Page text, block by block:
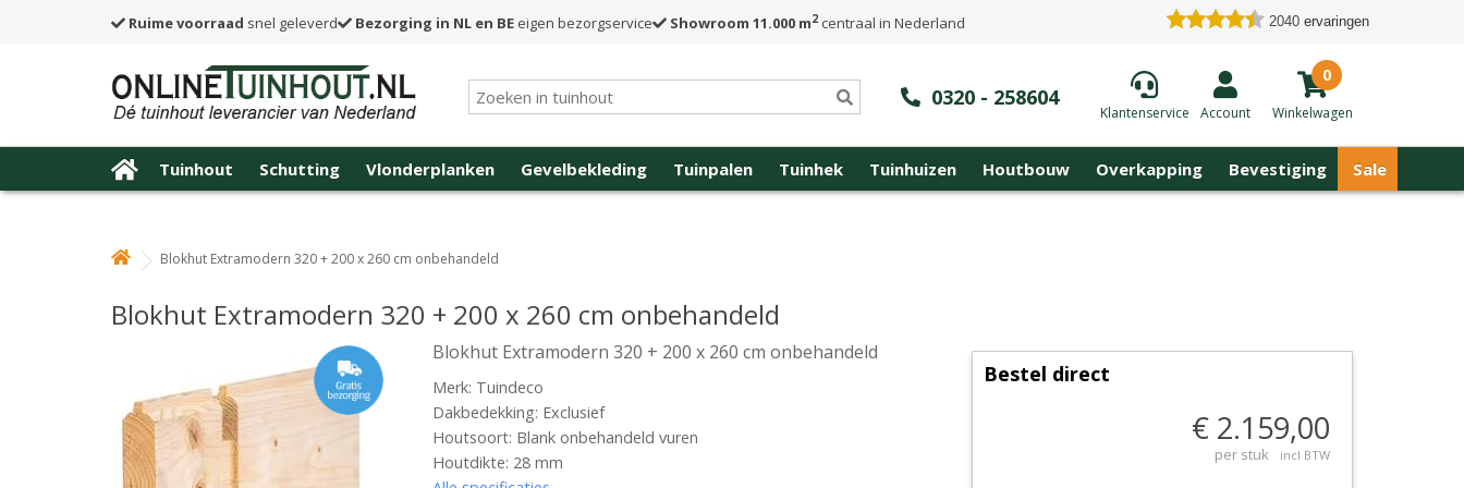
Ruime voorraad snel geleverd Bezorging in NL en BE eigen bezorgservice Showroom 11.000 m2centraal in Nederland 2040 ervaringen
0320 - 258604
Klantenservice Account
0
Winkelwagen
Tuinhout Schutting Vlonderplanken Gevelbekleding Tuinpalen Tuinhek Tuinhuizen Houtbouw Overkapping Bevestiging Sale
Blokhut Extramodern 320 + 200 x 260 cm onbehandeld
Blokhut Extramodern 320 + 200 x 260 cm onbehandeld
Blokhut Extramodern 320 + 200 x 260 cm onbehandeld
Merk: Tuindeco
Dakbedekking: Exclusief
Houtsoort: Blank onbehandeld vuren
Houtdikte: 28 mm
Bestel direct
€ 2.159,00
per stuk incl BTW